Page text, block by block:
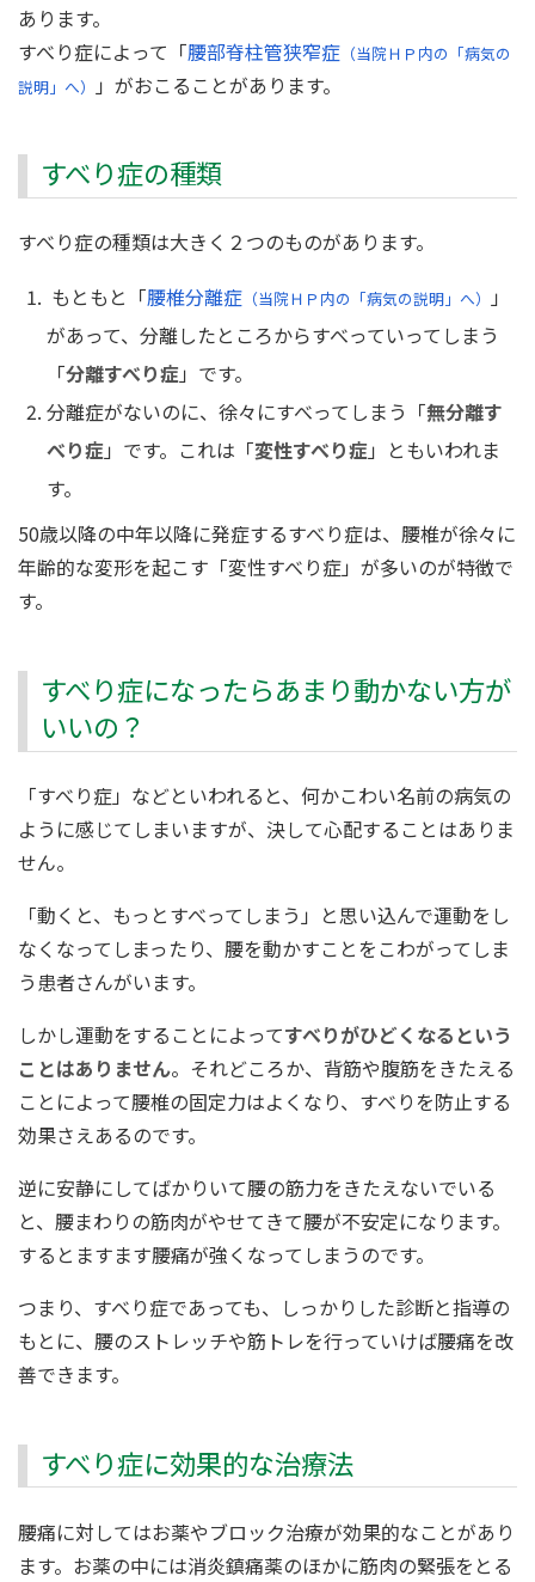
あります。
すべり症によって「腰部脊柱管狭窄症 （当院ＨＰ内の「病気の
説明」へ）
」がおこることがあります。
すべり症の種類
すべり症の種類は大きく２つのものがあります。
もともと「腰椎分離症 （当院ＨＰ内の「病気の説明」へ）
」
があって、分離したところからすべっていってしまう
「分離すべり症」です。
分離症がないのに、徐々にすべってしまう「無分離す
べり症」です。これは「変性すべり症」ともいわれま
す。
50歳以降の中年以降に発症するすべり症は、腰椎が徐々に
年齢的な変形を起こす「変性すべり症」が多いのが特徴で
す。
すべり症になったらあまり動かない方が
いいの？
「すべり症」などといわれると、何かこわい名前の病気の
ように感じてしまいますが、決して心配することはありま
せん。
「動くと、もっとすべってしまう」と思い込んで運動をし
なくなってしまったり、腰を動かすことをこわがってしま
う患者さんがいます。
しかし運動をすることによってすべりがひどくなるという
ことはありません。それどころか、背筋や腹筋をきたえる
ことによって腰椎の固定力はよくなり、すべりを防止する
効果さえあるのです。
逆に安静にしてばかりいて腰の筋力をきたえないでいる
と、腰まわりの筋肉がやせてきて腰が不安定になります。
するとますます腰痛が強くなってしまうのです。
つまり、すべり症であっても、しっかりした診断と指導の
もとに、腰のストレッチや筋トレを行っていけば腰痛を改
善できます。
すべり症に効果的な治療法
腰痛に対してはお薬やブロック治療が効果的なことがあり
ます。お薬の中には消炎鎮痛薬のほかに筋肉の緊張をとる